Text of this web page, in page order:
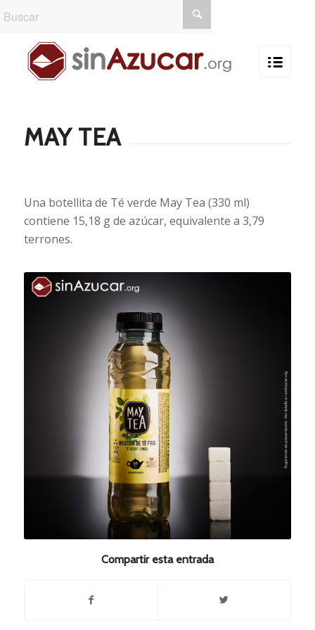
MAY TEA
Una botellita de Té verde May Tea (330 ml)
contiene 15,18 g de azúcar, equivalente a 3,79
terrones.
Compartir esta entrada